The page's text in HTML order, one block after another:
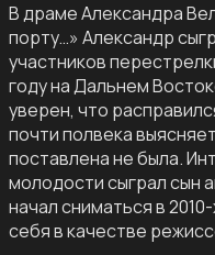
В драме Александра
порту…» Александр
участников
году на Дальнем
уверен, что
почти полвека
поставлена не была.
молодости сыграл сын
начал сниматься в
себя в качестве